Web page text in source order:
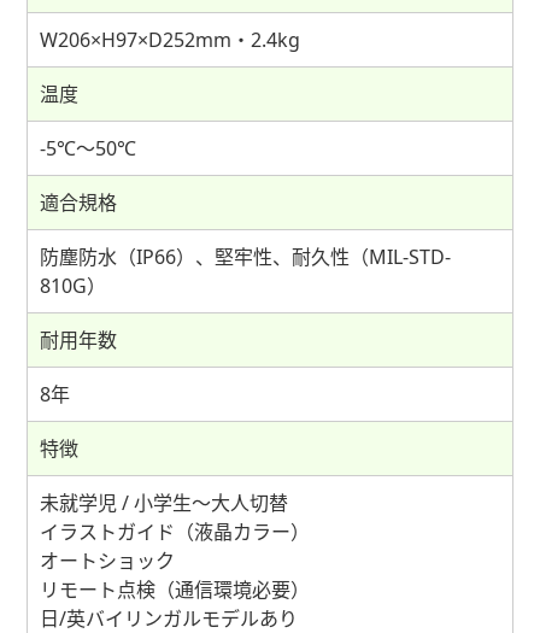
W206×H97×D252mm・2.4kg
温度
-5℃〜50℃
適合規格
防塵防水（IP66）、堅牢性、耐久性（MIL-STD-
810G）
耐用年数
8年
特徴
未就学児 / 小学生～大人切替
イラストガイド（液晶カラー）
オートショック
リモート点検（通信環境必要）
日/英バイリンガルモデルあり